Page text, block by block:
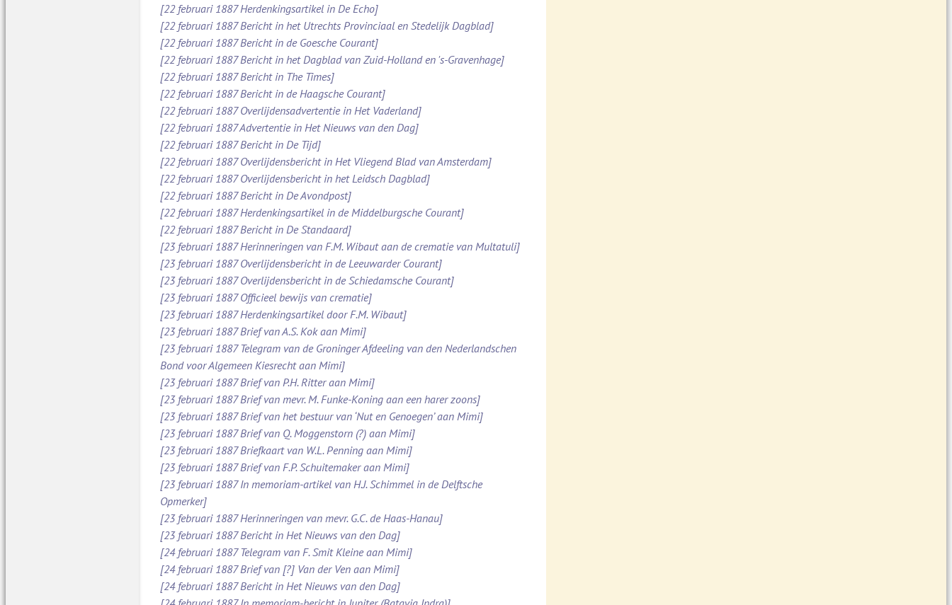
[22 februari 1887 Herdenkingsartikel in De Echo]
[22 februari 1887 Bericht in het Utrechts Provinciaal en Stedelijk Dagblad]
[22 februari 1887 Bericht in de Goesche Courant]
[22 februari 1887 Bericht in het Dagblad van Zuid-Holland en 's-Gravenhage]
[22 februari 1887 Bericht in The Times]
[22 februari 1887 Bericht in de Haagsche Courant]
[22 februari 1887 Overlijdensadvertentie in Het Vaderland]
[22 februari 1887 Advertentie in Het Nieuws van den Dag]
[22 februari 1887 Bericht in De Tijd]
[22 februari 1887 Overlijdensbericht in Het Vliegend Blad van Amsterdam]
[22 februari 1887 Overlijdensbericht in het Leidsch Dagblad]
[22 februari 1887 Bericht in De Avondpost]
[22 februari 1887 Herdenkingsartikel in de Middelburgsche Courant]
[22 februari 1887 Bericht in De Standaard]
[23 februari 1887 Herinneringen van F.M. Wibaut aan de crematie van Multatuli]
[23 februari 1887 Overlijdensbericht in de Leeuwarder Courant]
[23 februari 1887 Overlijdensbericht in de Schiedamsche Courant]
[23 februari 1887 Officieel bewijs van crematie]
[23 februari 1887 Herdenkingsartikel door F.M. Wibaut]
[23 februari 1887 Brief van A.S. Kok aan Mimi]
[23 februari 1887 Telegram van de Groninger Afdeeling van den Nederlandschen
Bond voor Algemeen Kiesrecht aan Mimi]
[23 februari 1887 Brief van P.H. Ritter aan Mimi]
[23 februari 1887 Brief van mevr. M. Funke-Koning aan een harer zoons]
[23 februari 1887 Brief van het bestuur van ‘Nut en Genoegen’ aan Mimi]
[23 februari 1887 Brief van Q. Moggenstorn (?) aan Mimi]
[23 februari 1887 Briefkaart van W.L. Penning aan Mimi]
[23 februari 1887 Brief van F.P. Schuitemaker aan Mimi]
[23 februari 1887 In memoriam-artikel van H.J. Schimmel in de Delftsche
Opmerker]
[23 februari 1887 Herinneringen van mevr. G.C. de Haas-Hanau]
[23 februari 1887 Bericht in Het Nieuws van den Dag]
[24 februari 1887 Telegram van F. Smit Kleine aan Mimi]
[24 februari 1887 Brief van [?] Van der Ven aan Mimi]
[24 februari 1887 Bericht in Het Nieuws van den Dag]